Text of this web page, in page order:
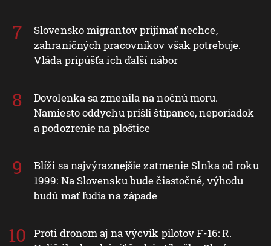
Slovensko migrantov prijímať nechce,
zahraničných pracovníkov však potrebuje.
Vláda pripúšťa ich ďalší nábor
Dovolenka sa zmenila na nočnú moru.
Namiesto oddychu prišli štípance, neporiadok
a podozrenie na ploštice
Blíži sa najvýraznejšie zatmenie Slnka od roku
1999: Na Slovensku bude čiastočné, výhodu
budú mať ľudia na západe
Proti dronom aj na výcvik pilotov F-16: R.